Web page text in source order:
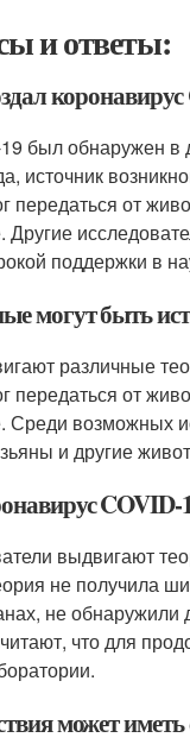
и ответы:
был обнаружен
источник
передаться от
поддержки в
могут быть
различные
передаться от
Среди возможных
и другие
COVID-
выдвигают
не получила
не обнаружили
что для
может